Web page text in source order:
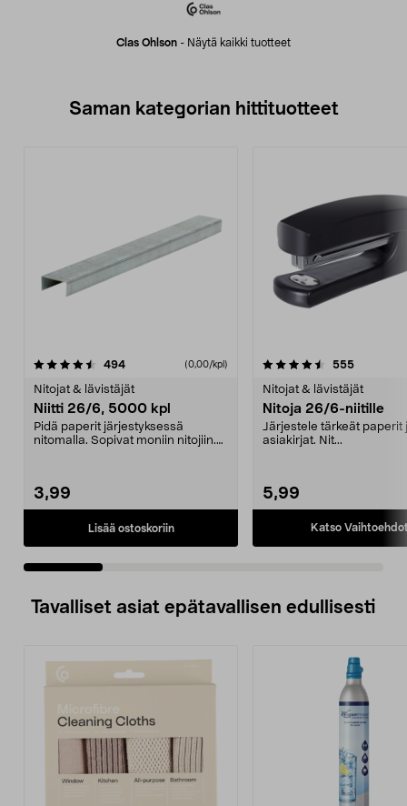
Clas Ohlson - Näytä kaikki tuotteet
Saman kategorian hittituotteet
494arvostelut (0,00/kpl)
Nitojat & lävistäjät
Niitti 26/6, 5000 kpl
Pidä paperit järjestyksessä
nitomalla. Sopivat moniin nitojiin.
3,99
Lisää ostoskoriin
4.5 viidestä
555arvostelut
Nitojat & lävistäjät
Nitoja 26/6-niitille
Järjestele tärkeät paperit
asiakirjat. Nit...
5,99
Katso
4.0 viidestä
Tavalliset asiat epätavallisen edullisesti